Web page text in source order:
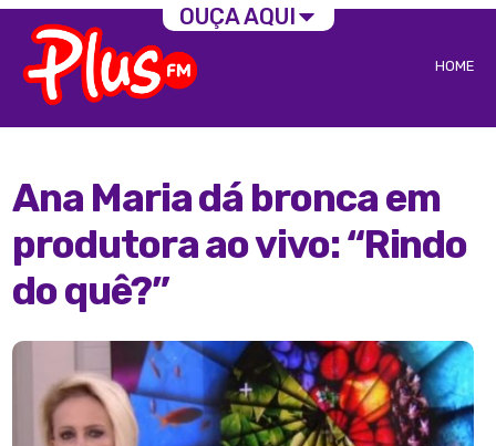
HOME
Ana Maria dá bronca em
produtora ao vivo: “Rindo
do quê?”
OUÇA AQUI